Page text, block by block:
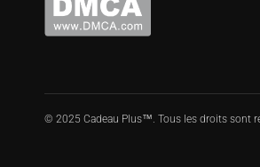
© 2025 Cadeau Plus™️. Tous les droits sont